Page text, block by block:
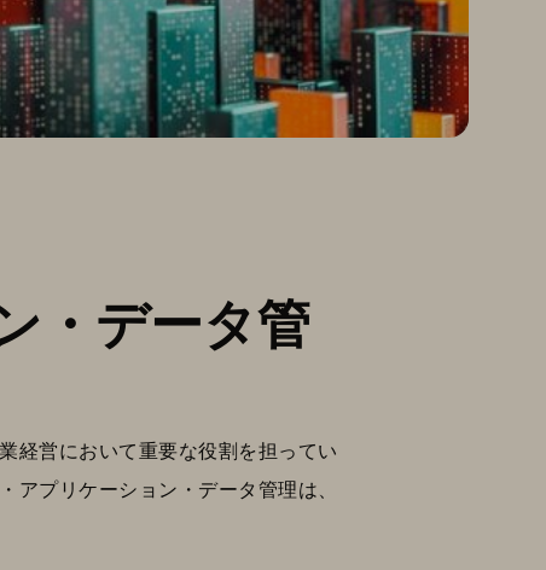
・データ管
経営において重要な役割を担ってい
プリケーション・データ管理は、